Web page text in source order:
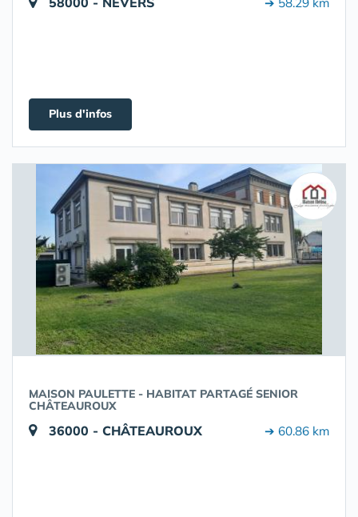
Plus d'infos
MAISON PAULETTE - HABITAT PARTAGÉ SENIOR
CHÂTEAUROUX
36000 - CHÂTEAUROUX ➔ 60.86 km